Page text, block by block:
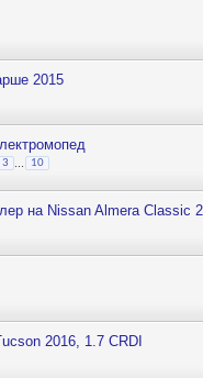
2015
3 10
на Nissan Almera Classic
2016, 1.7 CRDI